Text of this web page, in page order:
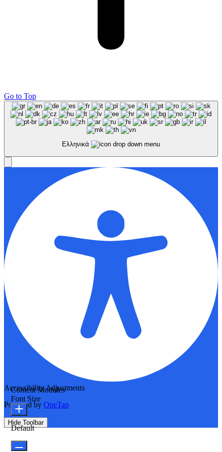
Go to Top
Ελληνικά
Accessibility Adjustments
Powered by OneTap
Hide Toolbar
Content Modules
Font Size
Default